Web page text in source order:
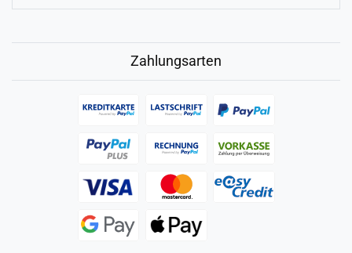
Zahlungsarten